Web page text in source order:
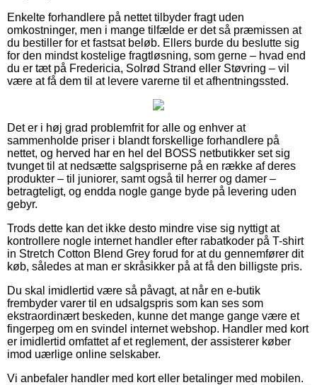
Enkelte forhandlere på nettet tilbyder fragt uden
omkostninger, men i mange tilfælde er det så præmissen at
du bestiller for et fastsat beløb. Ellers burde du beslutte sig
for den mindst kostelige fragtløsning, som gerne – hvad end
du er tæt på Fredericia, Solrød Strand eller Støvring – vil
være at få dem til at levere varerne til et afhentningssted.
Det er i høj grad problemfrit for alle og enhver at
sammenholde priser i blandt forskellige forhandlere på
nettet, og herved har en hel del BOSS netbutikker set sig
tvunget til at nedsætte salgspriserne på en række af deres
produkter – til juniorer, samt også til herrer og damer –
betragteligt, og endda nogle gange byde på levering uden
gebyr.
Trods dette kan det ikke desto mindre vise sig nyttigt at
kontrollere nogle internet handler efter rabatkoder på T-shirt
in Stretch Cotton Blend Grey forud for at du gennemfører dit
køb, således at man er skråsikker på at få den billigste pris.
Du skal imidlertid være så påvagt, at når en e-butik
frembyder varer til en udsalgspris som kan ses som
ekstraordinært beskeden, kunne det mange gange være et
fingerpeg om en svindel internet webshop. Handler med kort
er imidlertid omfattet af et reglement, der assisterer køber
imod uærlige online selskaber.
Vi anbefaler handler med kort eller betalinger med mobilen.